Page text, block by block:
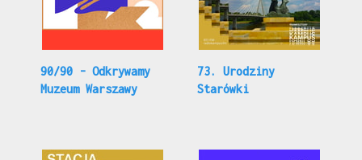
90/90 - Odkrywamy
Muzeum Warszawy
73. Urodziny
Starówki